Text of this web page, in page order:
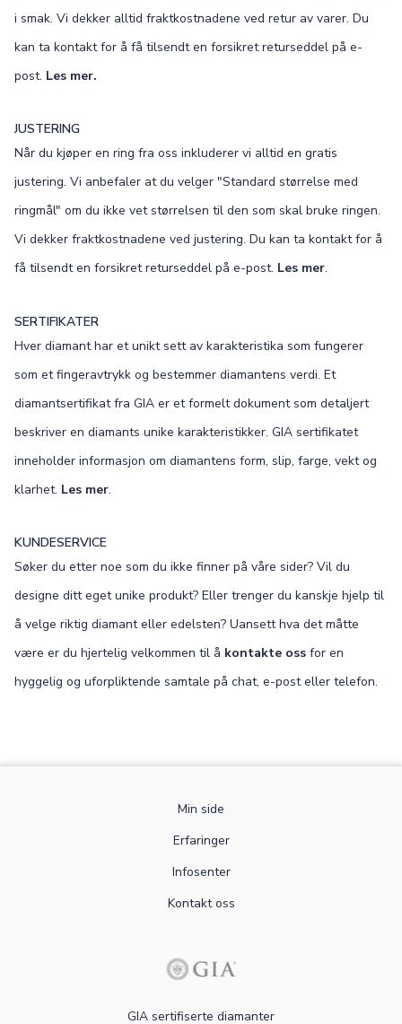
i smak. Vi dekker alltid fraktkostnadene ved retur av varer. Du
kan ta kontakt for å få tilsendt en forsikret returseddel på e-
post. Les mer.
JUSTERING
Når du kjøper en ring fra oss inkluderer vi alltid en gratis
justering. Vi anbefaler at du velger "Standard størrelse med
ringmål" om du ikke vet størrelsen til den som skal bruke ringen.
Vi dekker fraktkostnadene ved justering. Du kan ta kontakt for å
få tilsendt en forsikret returseddel på e-post. Les mer.
SERTIFIKATER
Hver diamant har et unikt sett av karakteristika som fungerer
som et fingeravtrykk og bestemmer diamantens verdi. Et
diamantsertifikat fra GIA er et formelt dokument som detaljert
beskriver en diamants unike karakteristikker. GIA sertifikatet
inneholder informasjon om diamantens form, slip, farge, vekt og
klarhet. Les mer.
KUNDESERVICE
Søker du etter noe som du ikke finner på våre sider? Vil du
designe ditt eget unike produkt? Eller trenger du kanskje hjelp til
å velge riktig diamant eller edelsten? Uansett hva det måtte
være er du hjertelig velkommen til å kontakte oss for en
hyggelig og uforpliktende samtale på chat, e-post eller telefon.
Min side
Erfaringer
Infosenter
Kontakt oss
GIA sertifiserte diamanter